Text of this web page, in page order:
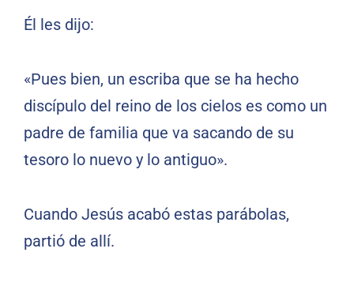
Él les dijo:
«Pues bien, un escriba que se ha hecho
discípulo del reino de los cielos es como un
padre de familia que va sacando de su
tesoro lo nuevo y lo antiguo».
Cuando Jesús acabó estas parábolas,
partió de allí.